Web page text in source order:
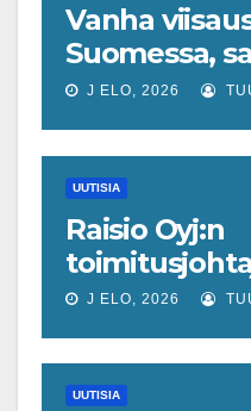
Vanha
Suomessa,
ekonomisti,
ripeämpää
J ELO, 2026
UUTISIA
Raisio Oyj:n
J ELO, 2026
UUTISIA